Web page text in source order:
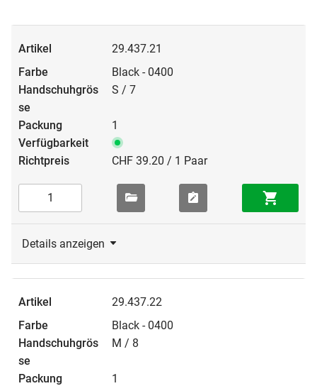
29.437.21
Black - 0400
S / 7
1
CHF 39.20 / 1 Paar
Details anzeigen
29.437.22
Black - 0400
M / 8
1